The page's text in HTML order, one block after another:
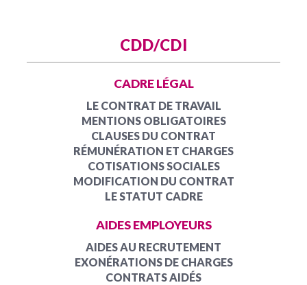
CDD/CDI
CADRE LÉGAL
LE CONTRAT DE TRAVAIL
MENTIONS OBLIGATOIRES
CLAUSES DU CONTRAT
RÉMUNÉRATION ET CHARGES
COTISATIONS SOCIALES
MODIFICATION DU CONTRAT
LE STATUT CADRE
AIDES EMPLOYEURS
AIDES AU RECRUTEMENT
EXONÉRATIONS DE CHARGES
CONTRATS AIDÉS